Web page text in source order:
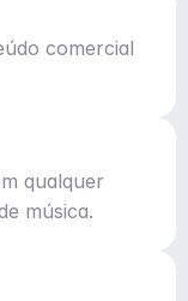
comercial
qualquer
música.